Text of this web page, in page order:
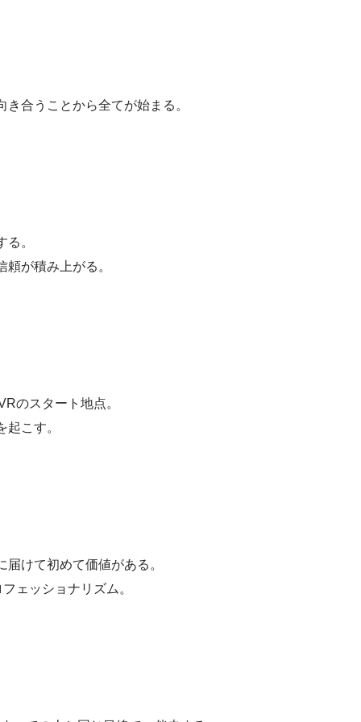
合うことから全てが始まる。
。
が積み上がる。
のスタート地点。
こす。
けて初めて価値がある。
ェッショナリズム。